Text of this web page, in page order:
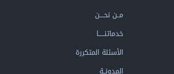
مــن نحــــن
خدماتنــــــا
الأسئلة المتكررة
المدونــة